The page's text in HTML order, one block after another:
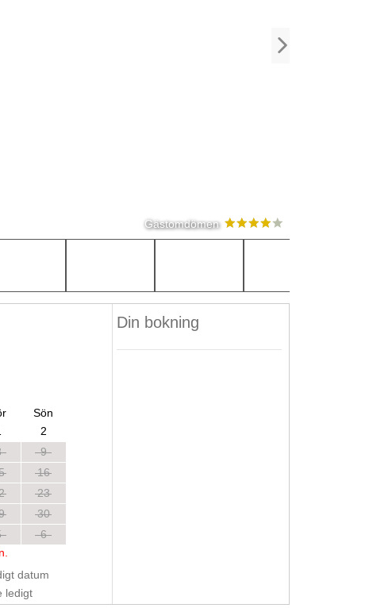
Gästomdömen
Sön
2
9
16
23
30
6
datum
ledigt
Din bokning